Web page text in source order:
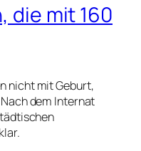
die mit 160
nicht mit Geburt,
dem Internat